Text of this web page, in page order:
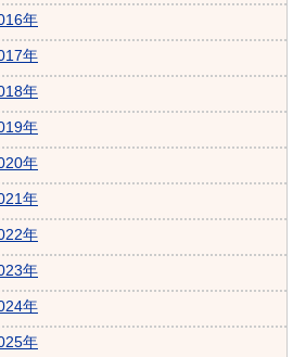
年
年
年
年
年
年
年
年
年
年